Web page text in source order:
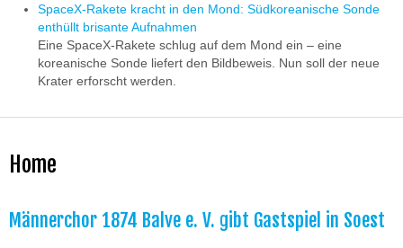
SpaceX-Rakete kracht in den Mond: Südkoreanische Sonde
enthüllt brisante Aufnahmen
Eine SpaceX-Rakete schlug auf dem Mond ein – eine
koreanische Sonde liefert den Bildbeweis. Nun soll der neue
Krater erforscht werden.
Home
Männerchor 1874 Balve e. V. gibt Gastspiel in Soest